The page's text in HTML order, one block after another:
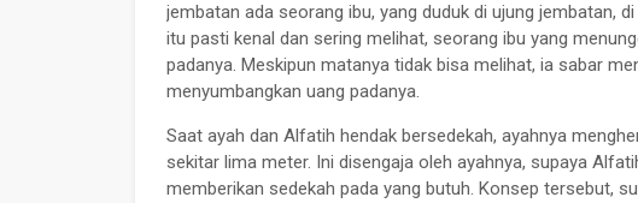
jembatan ada seorang ibu, yang duduk di ujung jembatan,
itu pasti kenal dan sering melihat, seorang ibu yang
padanya. Meskipun matanya tidak bisa melihat, ia sabar
menyumbangkan uang padanya.
Saat ayah dan Alfatih hendak bersedekah, ayahnya
sekitar lima meter. Ini disengaja oleh ayahnya, supaya
memberikan sedekah pada yang butuh. Konsep tersebut,